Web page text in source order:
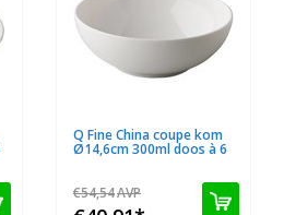
Q Fine China coupe kom
Ø14,6cm 300ml doos à 6
€54,54AVP